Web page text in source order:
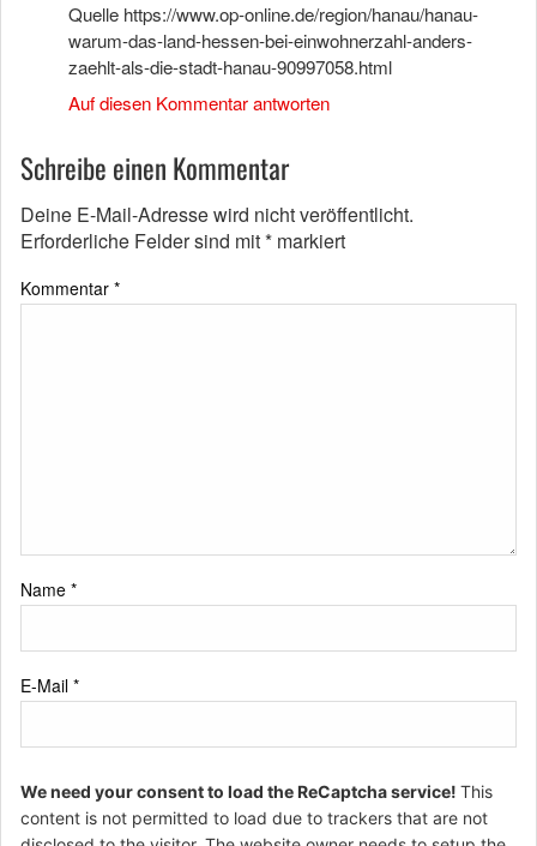
Quelle https://www.op-online.de/region/hanau/hanau-
warum-das-land-hessen-bei-einwohnerzahl-anders-
zaehlt-als-die-stadt-hanau-90997058.html
Auf diesen Kommentar antworten
Schreibe einen Kommentar
Deine E-Mail-Adresse wird nicht veröffentlicht.
Erforderliche Felder sind mit* markiert
Kommentar *
Name *
E-Mail *
We need your consent to load the ReCaptcha service! This
content is not permitted to load due to trackers that are not